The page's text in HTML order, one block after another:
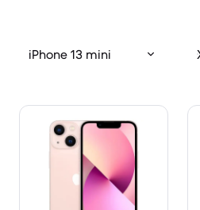
iPhone 13 mini